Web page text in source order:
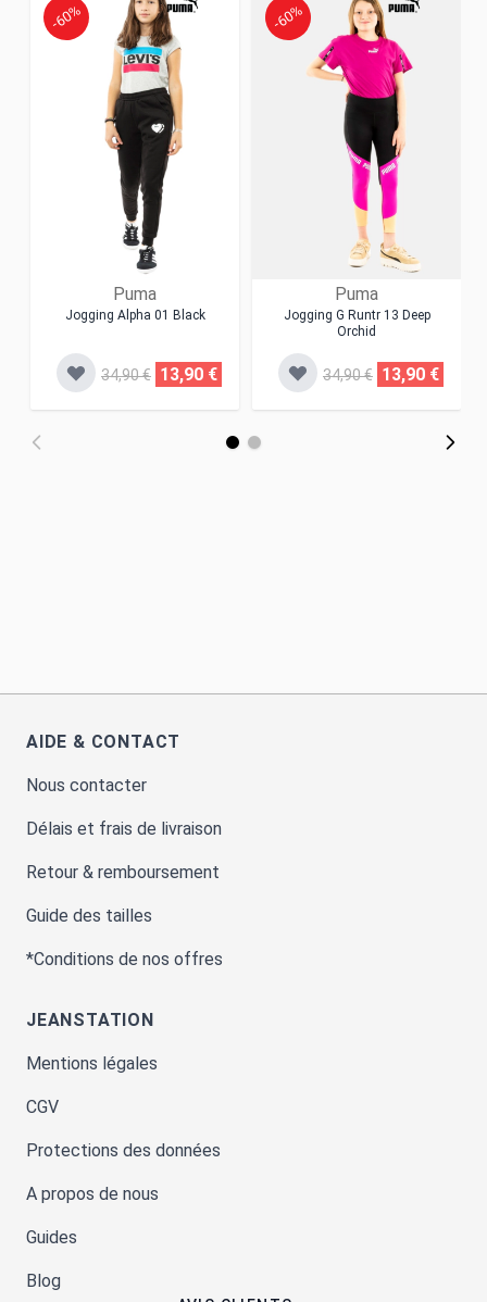
Puma
Jogging Alpha 01 Black
-60%
34,90 € 13,90 €
Puma
Jogging G Runtr 13 Deep
Orchid
-60%
34,90 € 13,90 €
AIDE & CONTACT
Nous contacter
Délais et frais de livraison
Retour & remboursement
Guide des tailles
*Conditions de nos offres
JEANSTATION
Mentions légales
CGV
Protections des données
A propos de nous
Guides
Blog